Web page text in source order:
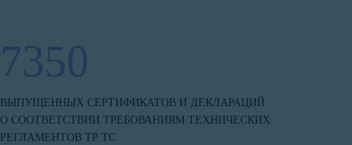
7350
ВЫПУЩЕННЫХ СЕРТИФИКАТОВ И ДЕКЛАРАЦИЙ
О СООТВЕТСТВИИ ТРЕБОВАНИЯМ ТЕХНИЧЕСКИХ
РЕГЛАМЕНТОВ ТР ТС